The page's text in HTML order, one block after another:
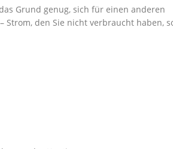
Grund genug, sich für einen anderen
den Sie nicht verbraucht haben,